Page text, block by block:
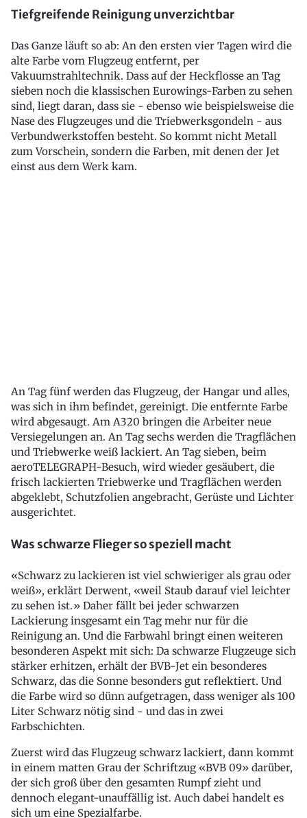
Tiefgreifende Reinigung unverzichtbar
Das Ganze läuft so ab: An den ersten vier Tagen wird die
alte Farbe vom Flugzeug entfernt, per
Vakuumstrahltechnik. Dass auf der Heckflosse an Tag
sieben noch die klassischen Eurowings-Farben zu sehen
sind, liegt daran, dass sie - ebenso wie beispielsweise die
Nase des Flugzeuges und die Triebwerksgondeln - aus
Verbundwerkstoffen besteht. So kommt nicht Metall
zum Vorschein, sondern die Farben, mit denen der Jet
einst aus dem Werk kam.
An Tag fünf werden das Flugzeug, der Hangar und alles,
was sich in ihm befindet, gereinigt. Die entfernte Farbe
wird abgesaugt. Am A320 bringen die Arbeiter neue
Versiegelungen an. An Tag sechs werden die Tragflächen
und Triebwerke weiß lackiert. An Tag sieben, beim
aeroTELEGRAPH-Besuch, wird wieder gesäubert, die
frisch lackierten Triebwerke und Tragflächen werden
abgeklebt, Schutzfolien angebracht, Gerüste und Lichter
ausgerichtet.
Was schwarze Flieger so speziell macht
«Schwarz zu lackieren ist viel schwieriger als grau oder
weiß», erklärt Derwent, «weil Staub darauf viel leichter
zu sehen ist.» Daher fällt bei jeder schwarzen
Lackierung insgesamt ein Tag mehr nur für die
Reinigung an. Und die Farbwahl bringt einen weiteren
besonderen Aspekt mit sich: Da schwarze Flugzeuge sich
stärker erhitzen, erhält der BVB-Jet ein besonderes
Schwarz, das die Sonne besonders gut reflektiert. Und
die Farbe wird so dünn aufgetragen, dass weniger als 100
Liter Schwarz nötig sind - und das in zwei
Farbschichten.
Zuerst wird das Flugzeug schwarz lackiert, dann kommt
in einem matten Grau der Schriftzug «BVB 09» darüber,
der sich groß über den gesamten Rumpf zieht und
dennoch elegant-unauffällig ist. Auch dabei handelt es
sich um eine Spezialfarbe.